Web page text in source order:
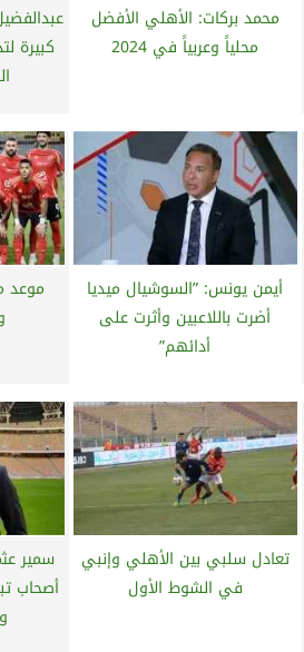
محمد بركات: الأهلي الأفضل
محلياً وعربياً في 2024
كبيرة
أيمن يونس: ”السوشيال ميديا
أضرت باللاعبين وأثرت على
أدائهم”
موعد
تعادل سلبي بين الأهلي وإنبي
في الشوط الأول
سمير
أصحاب